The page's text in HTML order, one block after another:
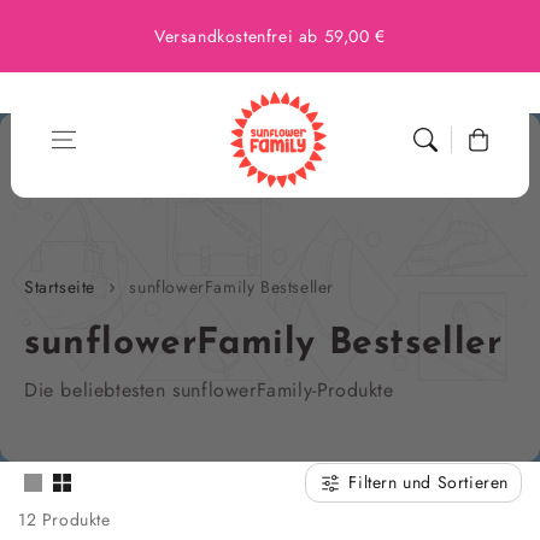
Versandkostenfrei ab 59,00 €
Warenkorb
Startseite sunflowerFamily Bestseller
Kollektion:
sunflowerFamily Bestseller
Die beliebtesten sunflowerFamily-Produkte
Filtern und Sortieren
12 Produkte